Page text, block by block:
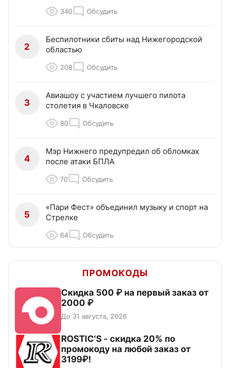
340 Обсудить
2
Беспилотники сбиты над Нижегородской
областью
208 Обсудить
3
Авиашоу с участием лучшего пилота
столетия в Чкаловске
80 Обсудить
4
Мэр Нижнего предупредил об обломках
после атаки БПЛА
70 Обсудить
5
«Пари Фест» объединил музыку и спорт на
Стрелке
64 Обсудить
ПРОМОКОДЫ
Скидка 500 ₽ на первый заказ от
2000 ₽
До 31 августа, 2026
ROSTIC'S - скидка 20% по
промокоду на любой заказ от
3199₽!